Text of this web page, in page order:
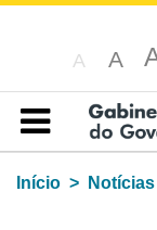
A A
Índice
Início
Notícias